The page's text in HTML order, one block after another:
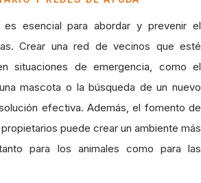
es esencial para abordar y prevenir el
Crear una red de vecinos que esté
situaciones de emergencia, como el
mascota o la búsqueda de un nuevo
efectiva. Además, el fomento de
puede crear un ambiente más
para los animales como para las